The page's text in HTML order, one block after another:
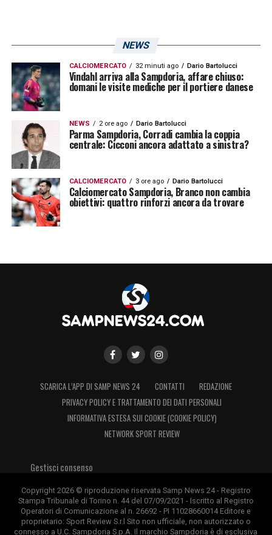
NEWS
CALCIOMERCATO 32 minuti ago Dario Bartolucci
Vindahl arriva alla Sampdoria, affare chiuso:
domani le visite mediche per il portiere danese
NEWS 2 ore ago Dario Bartolucci
Parma Sampdoria, Corradi cambia la coppia
centrale: Cicconi ancora adattato a sinistra?
CALCIOMERCATO 3 ore ago Dario Bartolucci
Calciomercato Sampdoria, Branco non cambia
obiettivi: quattro rinforzi ancora da trovare
SCARICA L’APP DI SAMP NEWS 24 CONTATTI
REDAZIONE
PRIVACY POLICY E TRATTAMENTO DEI DATI PERSONALI
INFORMATIVA ESTESA SUI COOKIE (COOKIE POLICY)
NETWORK SPORT REVIEW
Gestisci consenso
Copyright 2026 © riproduzione riservata Samp News 24 - Registro
Stampa Tribunale di Torino n. 44 del 07/09/2021 - Iscritto al Registro
Operatori di Comunicazione al n. 26692 - PI 11028660014 Editore e
proprietario: Sport Review S.r.l Sito non ufficiale, non autorizzato o
connesso a U.C. Sampdoria S.p.A. Il marchio Sampdoria è di esclusiva